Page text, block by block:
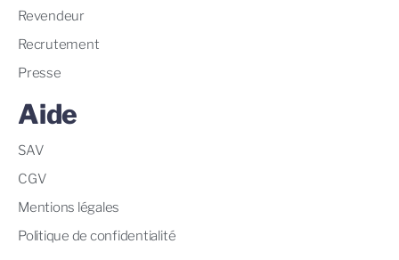
Revendeur
Recrutement
Presse
Aide
SAV
CGV
Mentions légales
Politique de confidentialité